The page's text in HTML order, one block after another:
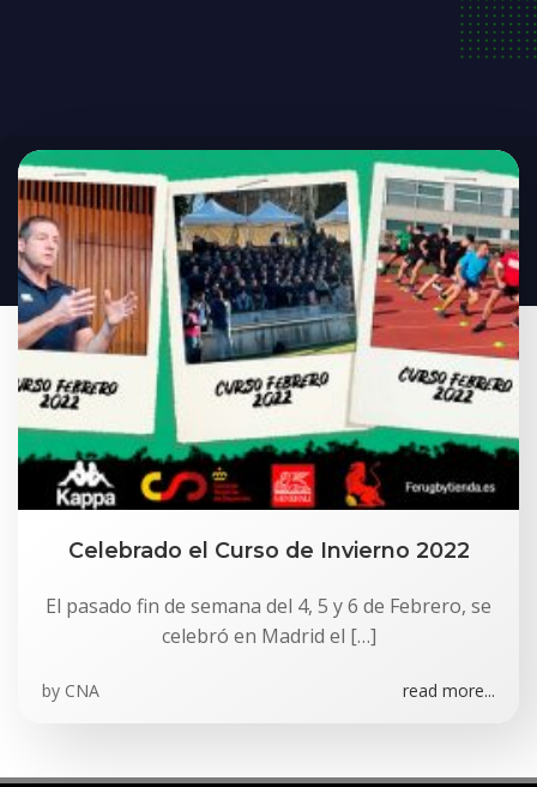
Celebrado el Curso de Invierno 2022
El pasado fin de semana del 4, 5 y 6 de Febrero, se
celebró en Madrid el […]
by CNA read more...